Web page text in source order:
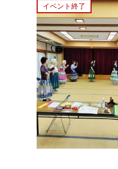
イベント終了